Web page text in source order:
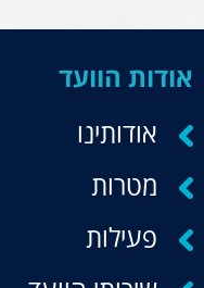
אודות הוועד
אודותינו
מטרות
פעילות